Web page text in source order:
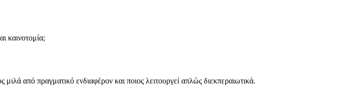
καινοτομία;
από πραγματικό ενδιαφέρον και ποιος λειτουργεί απλώς διεκπεραιωτικά.